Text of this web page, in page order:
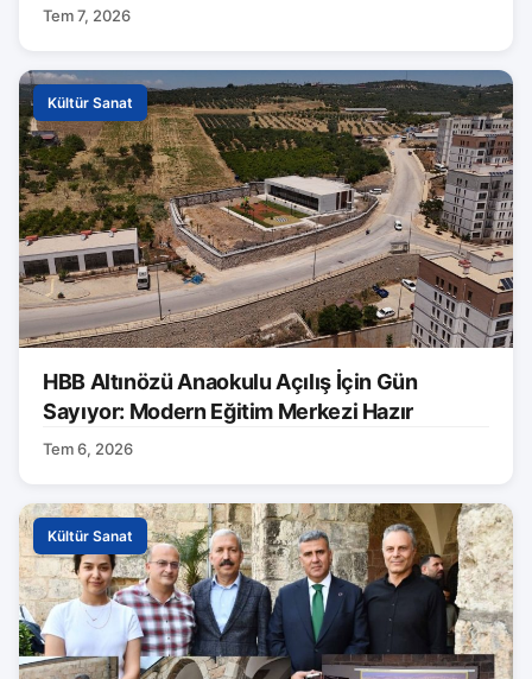
Tem 7, 2026
Kültür Sanat
HBB Altınözü Anaokulu Açılış İçin Gün
Sayıyor: Modern Eğitim Merkezi Hazır
Tem 6, 2026
Kültür Sanat